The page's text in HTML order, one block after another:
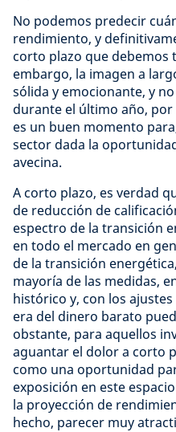
No podemos predecir
rendimiento, y
corto plazo que debemos
embargo, la imagen a
sólida y emocionante, y
durante el último año,
es un buen momento
sector dada la
avecina.
A corto plazo, es verdad
de reducción de
espectro de la transición
en todo el mercado en
de la transición
mayoría de las medidas,
histórico y, con los
era del dinero barato
obstante, para aquellos
aguantar el dolor a corto
como una oportunidad
exposición en este
la proyección de
hecho, parecer muy